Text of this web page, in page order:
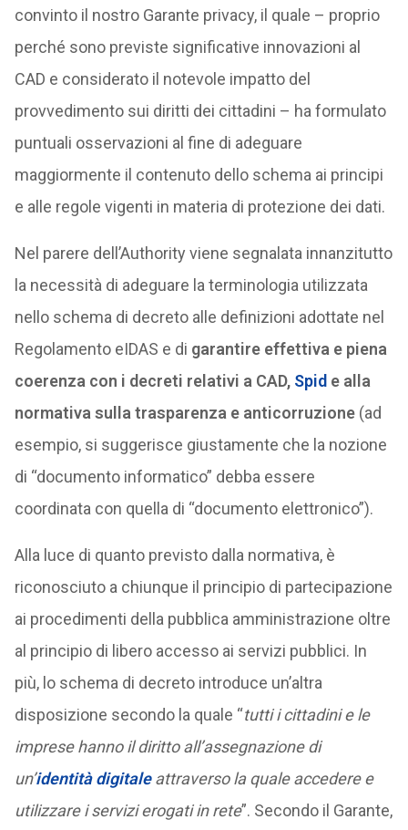
convinto il nostro Garante privacy, il quale – proprio
perché sono previste significative innovazioni al
CAD e considerato il notevole impatto del
provvedimento sui diritti dei cittadini – ha formulato
puntuali osservazioni al fine di adeguare
maggiormente il contenuto dello schema ai principi
e alle regole vigenti in materia di protezione dei dati.
Nel parere dell’Authority viene segnalata innanzitutto
la necessità di adeguare la terminologia utilizzata
nello schema di decreto alle definizioni adottate nel
Regolamento eIDAS e di garantire effettiva e piena
coerenza con i decreti relativi a CAD, Spid e alla
normativa sulla trasparenza e anticorruzione(ad
esempio, si suggerisce giustamente che la nozione
di “documento informatico” debba essere
coordinata con quella di “documento elettronico”).
Alla luce di quanto previsto dalla normativa, è
riconosciuto a chiunque il principio di partecipazione
ai procedimenti della pubblica amministrazione oltre
al principio di libero accesso ai servizi pubblici. In
più, lo schema di decreto introduce un’altra
disposizione secondo la quale “tutti i cittadini e le
imprese hanno il diritto all’assegnazione di
un’identità digitaleattraverso la quale accedere e
utilizzare i servizi erogati in rete”. Secondo il Garante,